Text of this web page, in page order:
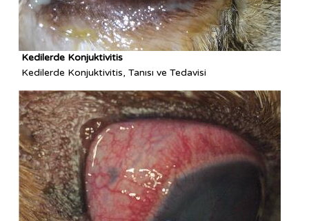
Kedilerde Konjuktivitis
Kedilerde Konjuktivitis, Tanısı ve Tedavisi